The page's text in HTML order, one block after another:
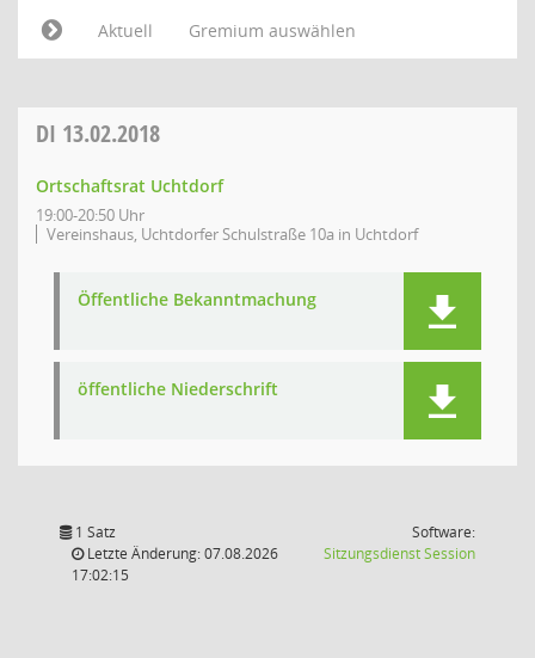
Aktuell
Gremium auswählen
DI 13.02.2018
Ortschaftsrat Uchtdorf
19:00-20:50 Uhr
Vereinshaus, Uchtdorfer Schulstraße 10a in Uchtdorf
Öffentliche Bekanntmachung
öffentliche Niederschrift
1 Satz
Letzte Änderung: 07.08.2026
17:02:15
Software:
SitzungsdienstSession(Wird in